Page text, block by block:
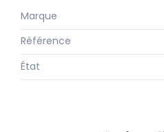
Marque
Référence
État